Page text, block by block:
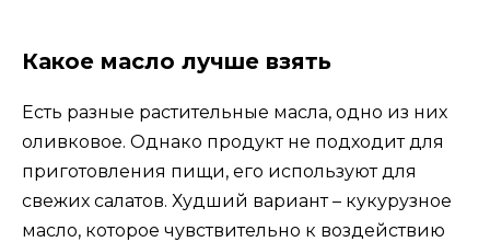
Какое масло лучше взять
Есть разные растительные масла, одно из них
оливковое. Однако продукт не подходит для
приготовления пищи, его используют для
свежих салатов. Худший вариант – кукурузное
масло, которое чувствительно к воздействию